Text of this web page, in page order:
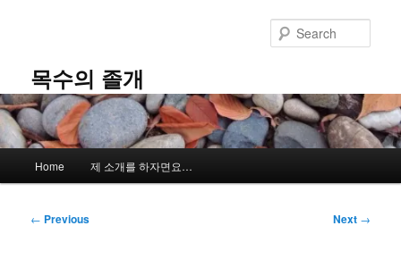
content목수의 졸개
Home 제 소개를 하자면요…
Post
← Previous Next →